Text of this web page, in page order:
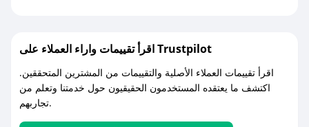
اقرأ تقييمات واراء العملاء على Trustpilot
اقرأ تقييمات العملاء الأصلية والتقييمات من المشترين المتحققين.
اكتشف ما يعتقده المستخدمون الحقيقيون حول خدمتنا وتعلم من
تجاربهم.